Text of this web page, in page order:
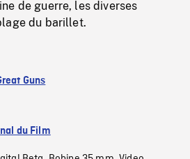
de guerre, les diverses
du barillet.
Guns
du Film